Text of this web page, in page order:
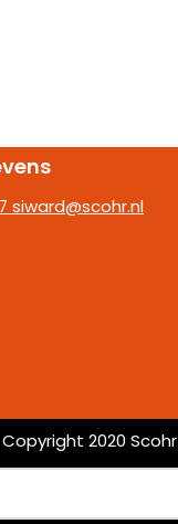
siward@scohr.nl
Copyright 2020 Scohr